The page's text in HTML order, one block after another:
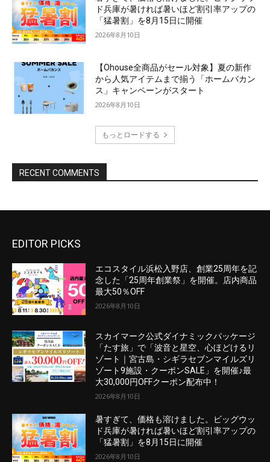
EDITOR PICKS
エコスタイル浜松入野店、創業25周年を記
念した「25周年創業祭」を開催。店内商品
最大50％OFF
2026年8月10日
スカイマーク公式ダイナミックパッケージ
「たす旅」で「波音と星空、心ほどけるリ
ゾート｜宮古島・シギラセブンマイルズリ
ゾート9施設・クーポンSALE」を開催♪最
大30,000円OFFクーポン配布中！
2026年8月10日
暑すぎて、価格も溶けました。ビッグウッ
ド兵庫が暑ければ暑いほど割引率アップの
「猛暑割」を8月15日に開催
2026年8月10日